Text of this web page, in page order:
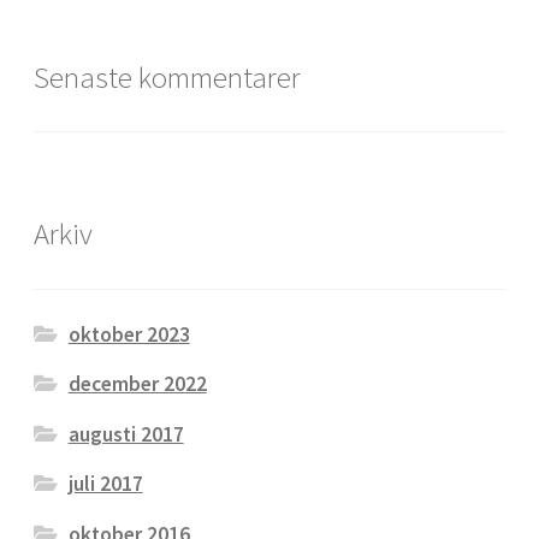
Senaste kommentarer
Arkiv
oktober 2023
december 2022
augusti 2017
juli 2017